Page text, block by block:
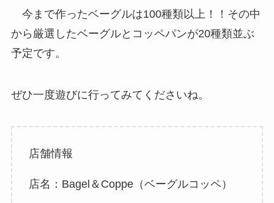
今まで作ったベーグルは100種類以上！！その中
から厳選したベーグルとコッペパンが20種類並ぶ
予定です。
ぜひ一度遊びに行ってみてくださいね。
店舗情報
店名：Bagel＆Coppe（ベーグルコッペ）